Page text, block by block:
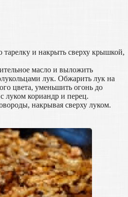
тарелку и накрыть сверху крышкой,
масло и выложить
лук. Обжарить лук на
цвета, уменьшить огонь до
луком кориандр и перец.
накрывая сверху луком.